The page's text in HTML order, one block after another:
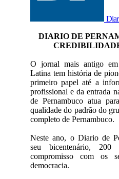
DIARIO DE
O jornal mais antigo
Latina tem história de
primeiro papel até a
profissional e da entrada
de Pernambuco atua
qualidade do padrão do
completo de Pernambuco.
Neste ano, o Diario de
seu bicentenário, 200
compromisso com os
democracia.